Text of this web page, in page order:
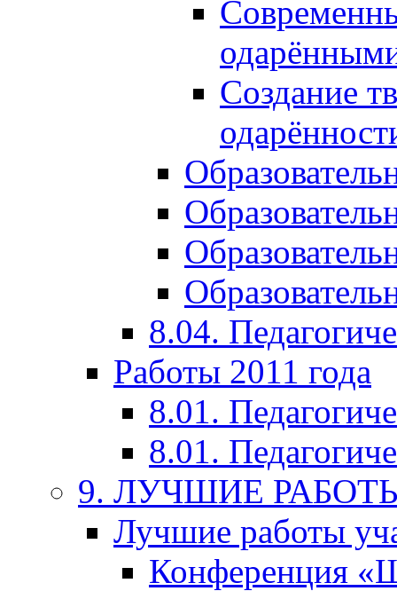
Создание
8.04.
Работы 2011 года
8.01.
8.01.
9. ЛУЧШИЕ
Лучшие работы
Конференция